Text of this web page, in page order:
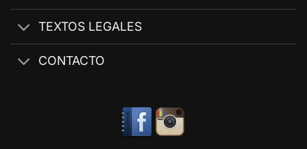
TEXTOS LEGALES
CONTACTO